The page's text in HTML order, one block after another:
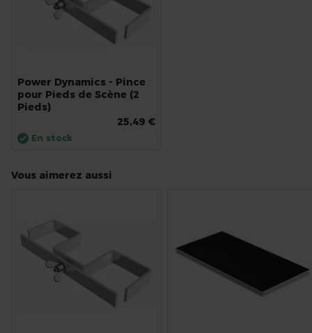
Power Dynamics - Pince
pour Pieds de Scène (2
Pieds)
25,49 €
En stock
Vous aimerez aussi